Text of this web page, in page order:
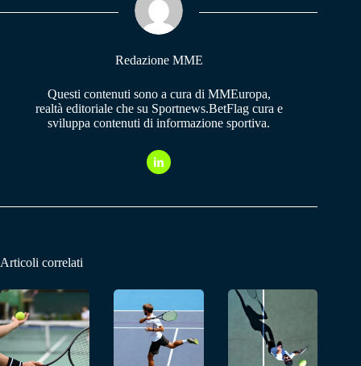
pp m
Redazione MME
Questi contenuti sono a cura di MMEuropa,
realtà editoriale che su Sportnews.BetFlag cura e
sviluppa contenuti di informazione sportiva.
Articoli correlati